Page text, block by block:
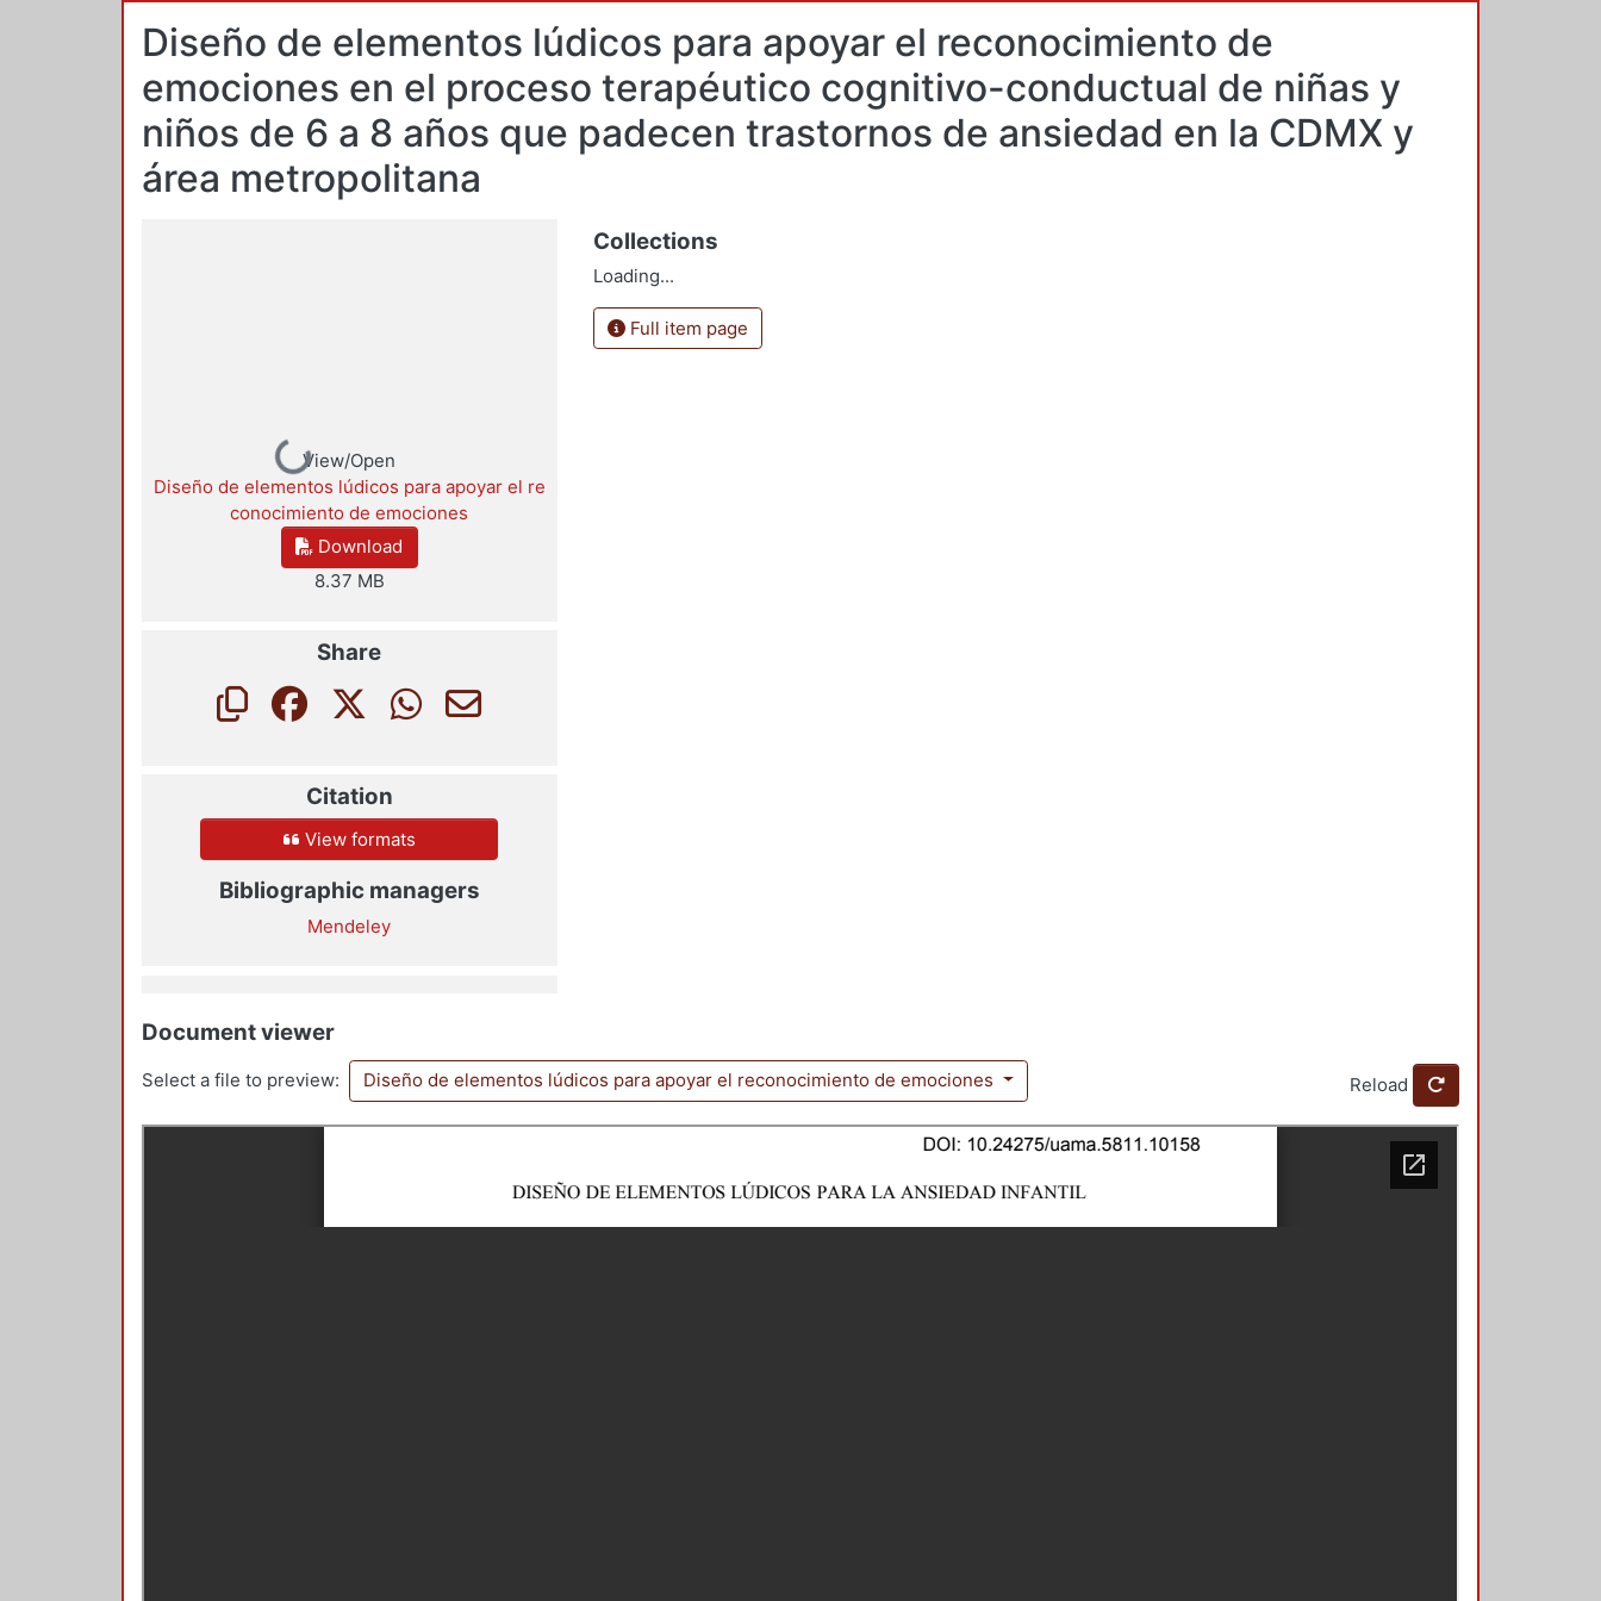
Diseño de elementos lúdicos para apoyar el reconocimiento de
emociones en el proceso terapéutico cognitivo-conductual de niñas y
niños de 6 a 8 años que padecen trastornos de ansiedad en la CDMX y
área metropolitana
Loading...View/Open
Diseño de elementos lúdicos para apoyar el re
conocimiento de emociones
Download
8.37 MB
Share
Citation
View formats
Bibliographic managers
Mendeley
Collections
Loading...
Full item page
Document viewer
Select a file to preview: Diseño de elementos lúdicos para apoyar el reconocimiento de emociones Reload